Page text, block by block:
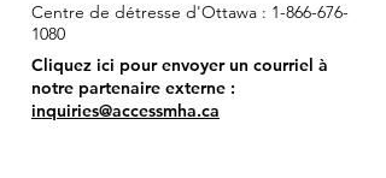
Centre de détresse d'Ottawa : 1-866-676-
1080
Cliquez ici pour envoyer un courriel à
notre partenaire externe :
inquiries@accessmha.ca